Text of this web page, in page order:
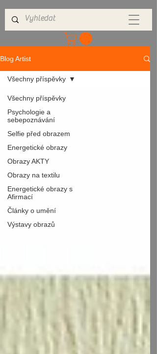
Blog Artist
Všechny příspěvky
Psychologie a
sebepoznávání
Selfie před obrazem
Energetické obrazy
Obrazy AKTY
Obrazy na textilu
Energetické obrazy s
Afirmací
Články o umění
Výstavy obrazů
Všechny příspěvky